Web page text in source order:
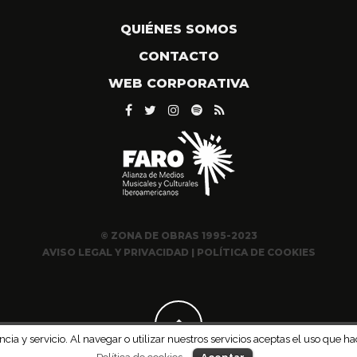
QUIÉNES SOMOS
CONTACTO
WEB CORPORATIVA
© ZONA DE OBRAS 1995-2023
AVISO LEGAL Y PRIVACIDAD | POLÍTICA DE COOKIES
y servicio. Al navegar o utilizar nuestros servicios aceptas el uso que